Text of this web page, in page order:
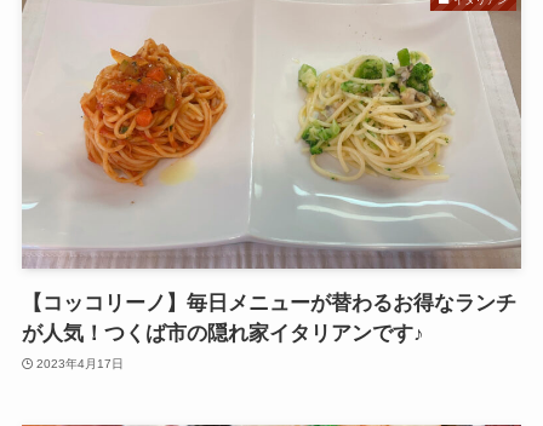
【コッコリーノ】毎日メニューが替わるお得なランチ
が人気！つくば市の隠れ家イタリアンです♪
2023年4月17日